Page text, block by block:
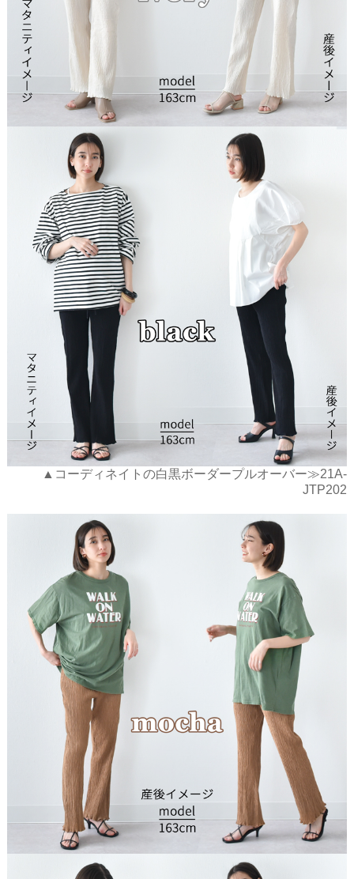
▲コーディネイトの白黒ボーダープルオーバー≫21A-
JTP202